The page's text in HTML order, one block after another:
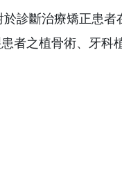
診斷治療矯正患者
者之植骨術、牙